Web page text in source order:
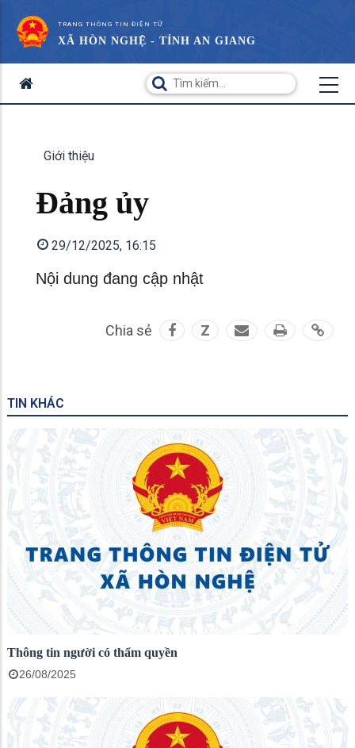
TRANG THÔNG TIN ĐIỆN TỬ
XÃ HÒN NGHỆ - TỈNH AN GIANG
Giới thiệu
Đảng ủy
29/12/2025, 16:15
Nội dung đang cập nhật
Chia sẻ Z
TIN KHÁC
Thông tin người có thẩm quyền
26/08/2025